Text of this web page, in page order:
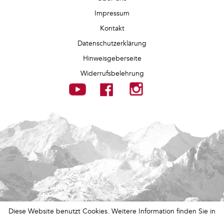
Impressum
Kontakt
Datenschutzerklärung
Hinweisgeberseite
Widerrufsbelehrung
Diese Website benutzt Cookies. Weitere Information finden Sie in